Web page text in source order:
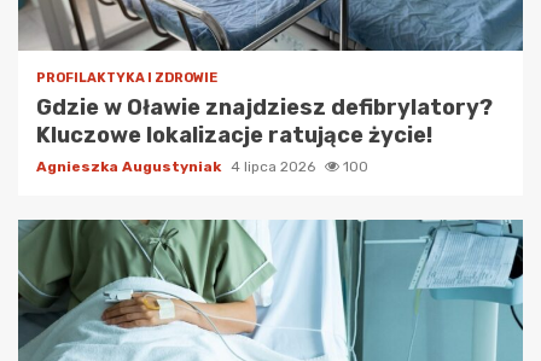
PROFILAKTYKA I ZDROWIE
Gdzie w Oławie znajdziesz defibrylatory?
Kluczowe lokalizacje ratujące życie!
Agnieszka Augustyniak 4 lipca 2026 100